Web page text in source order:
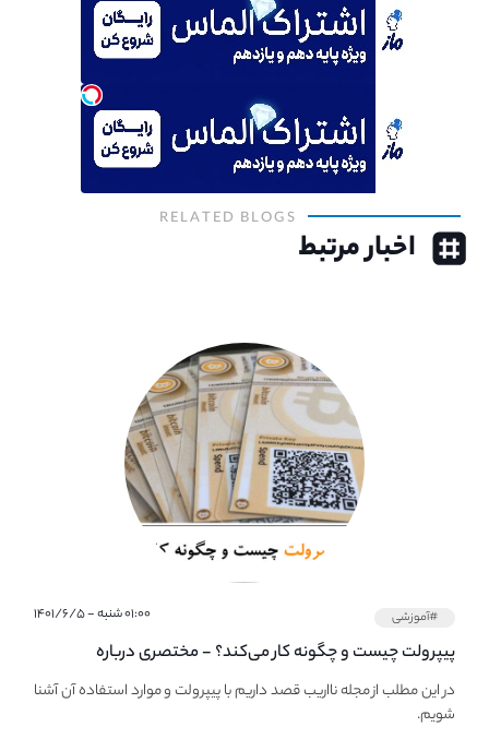
RELATED BLOGS
اخبار مرتبط
#آموزشی ۰۱:۰۰ شنبه - ۱۴۰۱/۶/۵
پیپر‌ولت چیست و چگونه کار می‌کند؟ - مختصری درباره
PaperWallet
در این مطلب از مجله نااریب قصد داریم با پیپر‌ولت و موارد استفاده آن آشنا
شویم.